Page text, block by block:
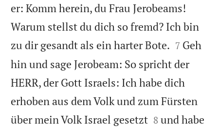
er: Komm herein, du Frau Jerobeams!
Warum stellst du dich so fremd? Ich bin
zu dir gesandt als ein harter Bote. 

7 Geh
hin und sage Jerobeam: So spricht der
HERR, der Gott Israels: Ich habe dich
erhoben aus dem Volk und zum Fürsten
über mein Volk Israel gesetzt
8 und habe